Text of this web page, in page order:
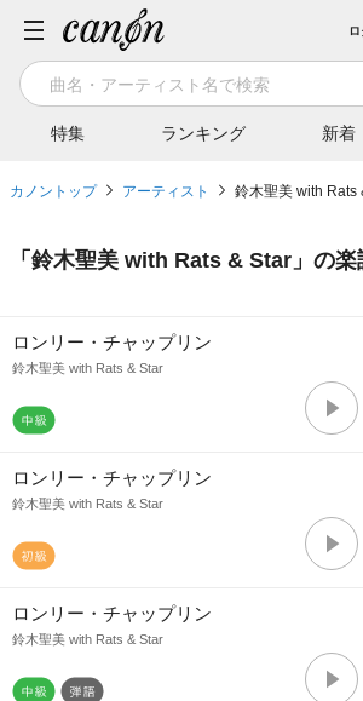
特集 ランキング 新着
カノントップ アーティスト 鈴木聖美 with Rats
「 鈴木聖美 with Rats & Star 」の
ロンリー・チャップリン
鈴木聖美 with Rats & Star
ロンリー・チャップリン
鈴木聖美 with Rats & Star
ロンリー・チャップリン
鈴木聖美 with Rats & Star